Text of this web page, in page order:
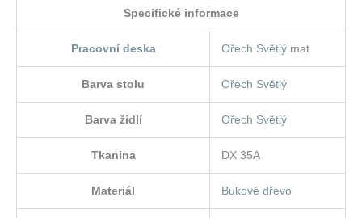
Specifické informace
Pracovní deska Ořech Světlý mat
Barva stolu Ořech Světlý
Barva židlí Ořech Světlý
Tkanina DX 35A
Materiál Bukové dřevo